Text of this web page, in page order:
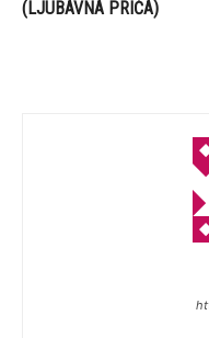
(LJUBAVNA PRIČA)